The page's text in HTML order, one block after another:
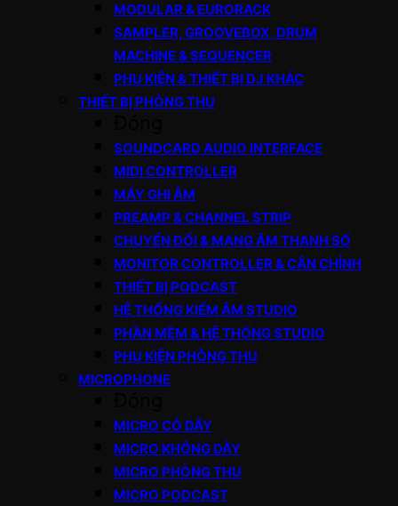
MODULAR & EURORACK
SAMPLER, GROOVEBOX, DRUM
MACHINE & SEQUENCER
PHỤ KIỆN & THIẾT BỊ DJ KHÁC
THIẾT BỊ PHÒNG THU
SOUNDCARD AUDIO INTERFACE
MIDI CONTROLLER
MÁY GHI ÂM
PREAMP & CHANNEL STRIP
CHUYỂN ĐỔI & MẠNG ÂM THANH SỐ
MONITOR CONTROLLER & CÂN CHỈNH
THIẾT BỊ PODCAST
HỆ THỐNG KIỂM ÂM STUDIO
PHẦN MỀM & HỆ THỐNG STUDIO
PHỤ KIỆN PHÒNG THU
MICROPHONE
MICRO CÓ DÂY
MICRO KHÔNG DÂY
MICRO PHÒNG THU
MICRO PODCAST